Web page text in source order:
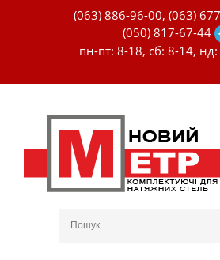
(063) 886-96-00, (063)
(050) 817-67-44
пн-пт: 8-18, сб: 8-14,